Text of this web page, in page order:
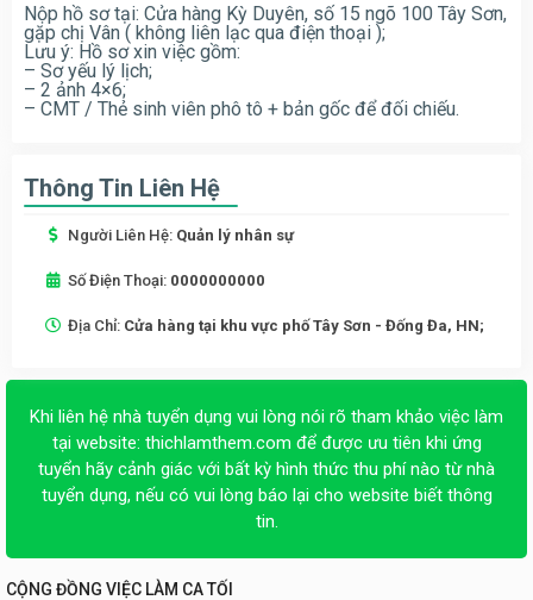
Nộp hồ sơ tại: Cửa hàng Kỳ Duyên, số 15 ngõ 100 Tây Sơn,
gặp chị Vân ( không liên lạc qua điện thoại );
Lưu ý: Hồ sơ xin việc gồm:
– Sơ yếu lý lịch;
– 2 ảnh 4×6;
– CMT / Thẻ sinh viên phô tô + bản gốc để đối chiếu.
Thông Tin Liên Hệ
Người Liên Hệ: Quản lý nhân sự
Số Điện Thoại: 0000000000
Địa Chỉ: Cửa hàng tại khu vực phố Tây Sơn - Đống Đa, HN;
Khi liên hệ nhà tuyển dụng vui lòng nói rõ tham khảo việc làm
tại website: thichlamthem.com để được ưu tiên khi ứng
tuyển hãy cảnh giác với bất kỳ hình thức thu phí nào từ nhà
tuyển dụng, nếu có vui lòng báo lại cho website biết thông
tin.
CỘNG ĐỒNG VIỆC LÀM CA TỐI